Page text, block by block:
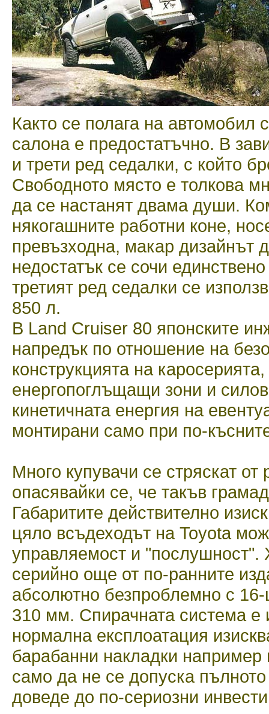
Както се полага на автомобил
салона е предостатъчно. В
и трети ред седалки, с който
Свободното място е толкова
да се настанят двама души.
някогашните работни коне,
превъзходна, макар дизайнът
недостатък се сочи
третият ред седалки се
850 л.
В Land Cruiser 80 японските
напредък по отношение на
конструкцията на
енергопоглъщащи зони и
кинетичната енергия на
монтирани само при по-
Много купувачи се стряскат
опасявайки се, че такъв
Габаритите действително
цяло всъдеходът на Toyota
управляемост и "послушност".
серийно още от по-ранните
абсолютно безпроблемно с
310 мм. Спирачната система е
нормална експлоатация
барабанни накладки
само да не се допуска
доведе до по-сериозни